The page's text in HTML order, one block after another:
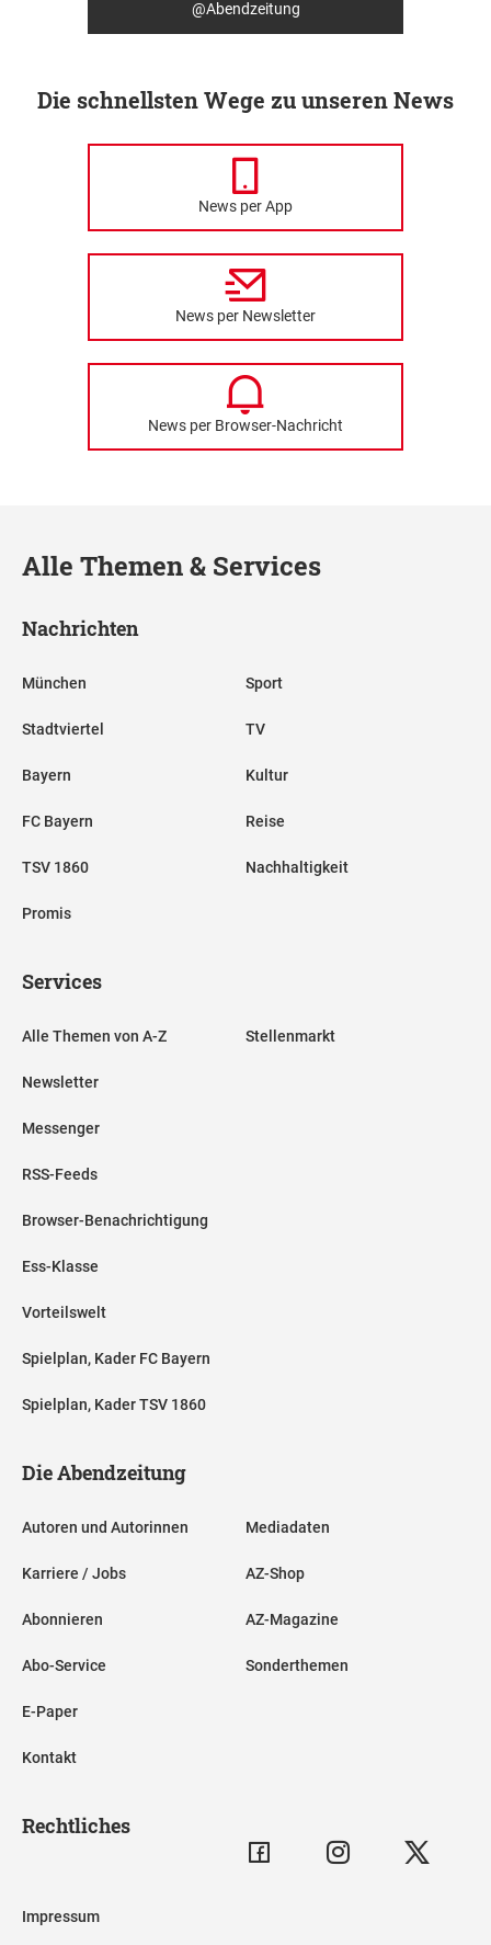
@Abendzeitung
Die schnellsten Wege zu unseren News
News per App
News per Newsletter
News per Browser-Nachricht
Alle Themen & Services
Nachrichten
München
Stadtviertel
Bayern
FC Bayern
TSV 1860
Promis
Sport
TV
Kultur
Reise
Nachhaltigkeit
Services
Alle Themen von A-Z
Newsletter
Messenger
RSS-Feeds
Browser-Benachrichtigung
Ess-Klasse
Vorteilswelt
Spielplan, Kader FC Bayern
Spielplan, Kader TSV 1860
Stellenmarkt
Die Abendzeitung
Autoren und Autorinnen
Karriere / Jobs
Abonnieren
Abo-Service
E-Paper
Kontakt
Mediadaten
AZ-Shop
AZ-Magazine
Sonderthemen
Rechtliches
Impressum